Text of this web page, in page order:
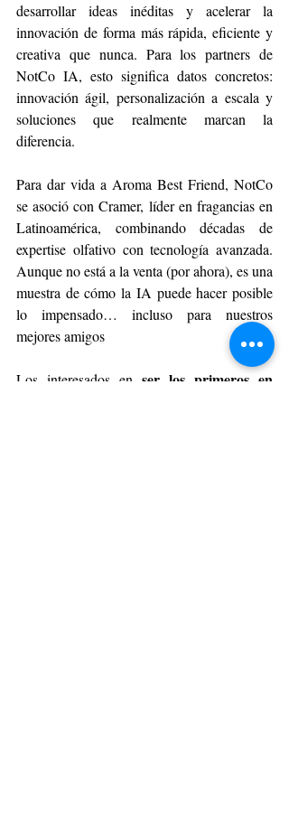
desarrollar ideas inéditas y acelerar la
innovación de forma más rápida, eficiente y
creativa que nunca. Para los partners de
NotCo IA, esto significa datos concretos:
innovación ágil, personalización a escala y
soluciones que realmente marcan la
diferencia.
Para dar vida a Aroma Best Friend, NotCo
se asoció con Cramer, líder en fragancias en
Latinoamérica, combinando décadas de
expertise olfativo con tecnología avanzada.
Aunque no está a la venta (por ahora), es una
muestra de cómo la IA puede hacer posible
lo impensado… incluso para nuestros
mejores amigos
Los interesados en ser los primeros en